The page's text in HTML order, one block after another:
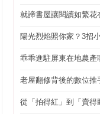
就諦書屋讓閱讀如繁花
陽光烈焰照你家？3招
乖乖進駐屏東在地農產
老屋翻修背後的數位
從「拍得紅」到「賣得